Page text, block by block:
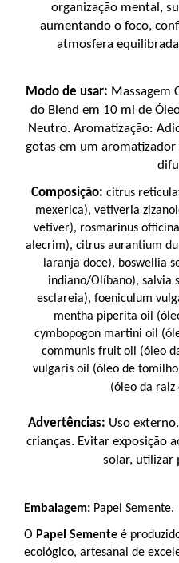
organização mental,
aumentando o foco,
atmosfera
Modo de usar: Massagem
do Blend em 10 ml de
Neutro. Aromatização:
gotas em um
Composição: citrus
mexerica), vetiveria
vetiver), rosmarinus
alecrim), citrus aurantium
laranja doce), boswellia
indiano/Olíbano), salvia
esclareia), foeniculum
mentha piperita oil
cymbopogon martini oil
communis fruit oil (óleo
vulgaris oil (óleo de
(óleo da raiz
Advertências: Uso
crianças. Evitar exposição
solar, utilizar
Embalagem: Papel Semente.
O Papel Semente é
ecológico, artesanal de